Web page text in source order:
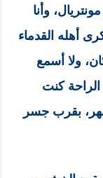
وأنا
أهله القدماء
ولا أسمع
كنت
بقرب جسر